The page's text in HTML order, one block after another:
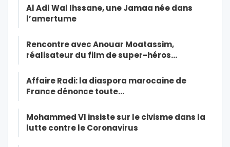
Al Adl Wal Ihssane, une Jamaa née dans
l’amertume
Rencontre avec Anouar Moatassim,
réalisateur du film de super-héros…
Affaire Radi: la diaspora marocaine de
France dénonce toute…
Mohammed VI insiste sur le civisme dans la
lutte contre le Coronavirus